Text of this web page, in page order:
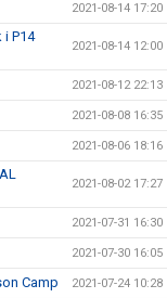
2021-08-14 17:20
i P14
2021-08-14 12:00
2021-08-12 22:13
2021-08-08 16:35
2021-08-06 18:16
2021-08-02 17:27
2021-07-31 16:30
2021-07-30 16:05
Camp 2021-07-24 10:28